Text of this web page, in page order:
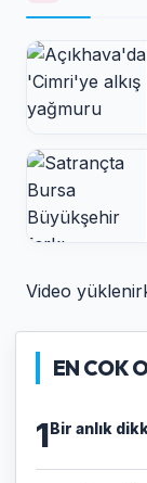
Video
EN COK
1Bir anlık